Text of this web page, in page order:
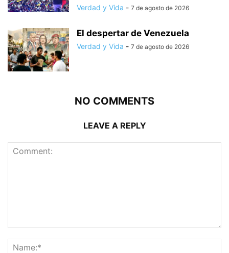
Verdad y Vida - 7 de agosto de 2026
El despertar de Venezuela
Verdad y Vida - 7 de agosto de 2026
NO COMMENTS
LEAVE A REPLY